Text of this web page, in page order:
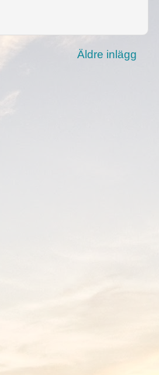
Äldre inlägg